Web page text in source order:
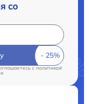
со
cполитикой